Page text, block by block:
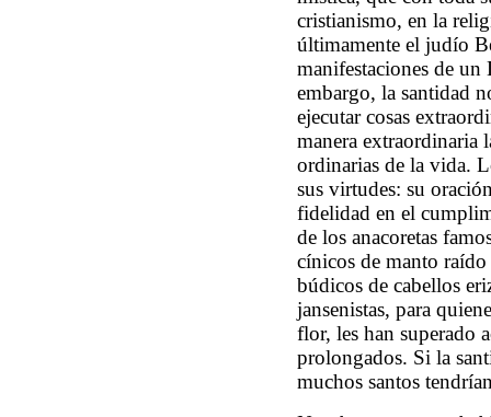
cristianismo, en la
últimamente el judío
manifestaciones de
embargo, la santidad
ejecutar cosas
manera extraordinaria
ordinarias de la vida.
sus virtudes: su
fidelidad en el
de los anacoretas
cínicos de manto
búdicos de cabellos
jansenistas, para
flor, les han superado
prolongados. Si la
muchos santos